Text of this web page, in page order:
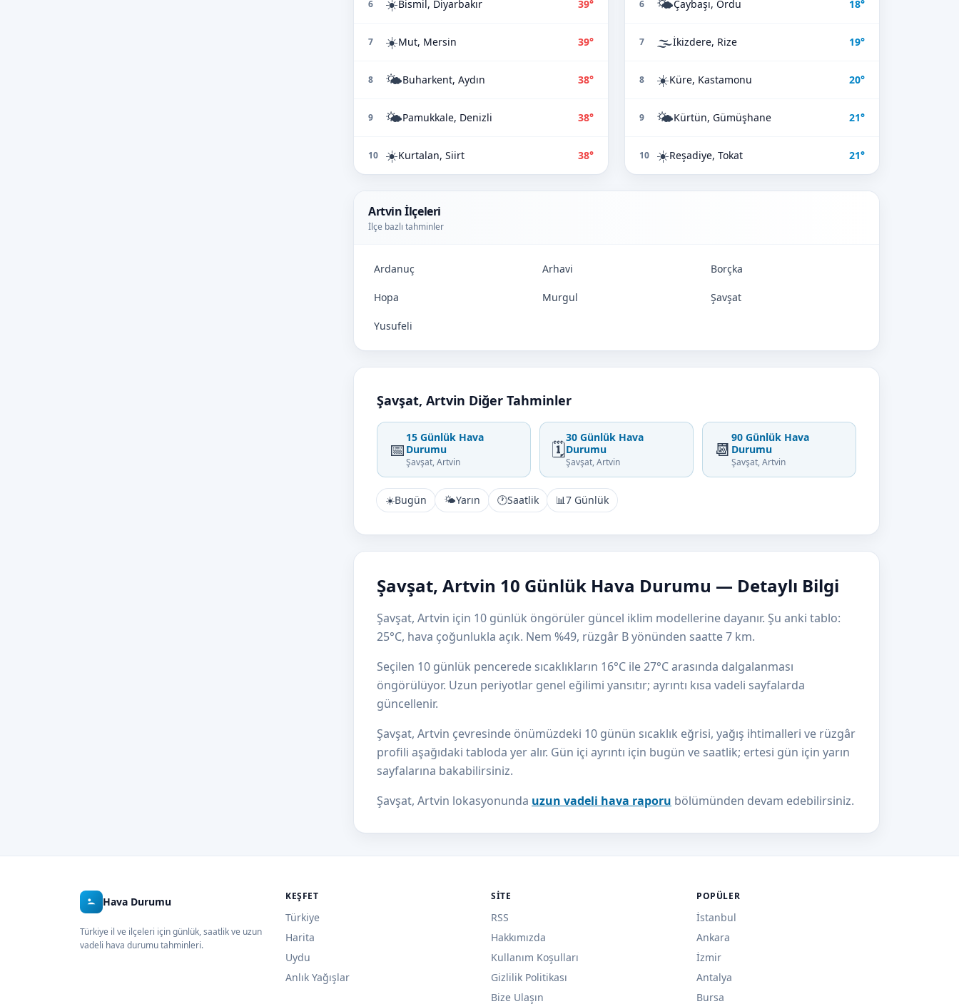
6 ☀️Bismil, Diyarbakır 39°
7 ☀️Mut, Mersin 39°
8 🌤️Buharkent, Aydın 38°
9 🌤️Pamukkale, Denizli 38°
10 ☀️Kurtalan, Siirt 38°
6 🌤️Çaybaşı, Ordu 18°
7 🌫️İkizdere, Rize 19°
8 ☀️Küre, Kastamonu 20°
9 🌤️Kürtün, Gümüşhane 21°
10 ☀️Reşadiye, Tokat 21°
Artvin İlçeleri
İlçe bazlı tahminler
Ardanuç Arhavi Borçka
Hopa Murgul Şavşat
Yusufeli
Şavşat, Artvin Diğer Tahminler
📅
15 Günlük Hava
Durumu
Şavşat, Artvin
🗓️
30 Günlük Hava
Durumu
Şavşat, Artvin
📆
90 Günlük Hava
Durumu
Şavşat, Artvin
☀️Bugün 🌤️Yarın 🕐Saatlik 📊7 Günlük
Şavşat, Artvin 10 Günlük Hava Durumu — Detaylı Bilgi
Şavşat, Artvin için 10 günlük öngörüler güncel iklim modellerine dayanır. Şu anki tablo:
25°C, hava çoğunlukla açık. Nem %49, rüzgâr B yönünden saatte 7 km.
Seçilen 10 günlük pencerede sıcaklıkların 16°C ile 27°C arasında dalgalanması
öngörülüyor. Uzun periyotlar genel eğilimi yansıtır; ayrıntı kısa vadeli sayfalarda
güncellenir.
Şavşat, Artvin çevresinde önümüzdeki 10 günün sıcaklık eğrisi, yağış ihtimalleri ve rüzgâr
profili aşağıdaki tabloda yer alır. Gün içi ayrıntı için bugün ve saatlik; ertesi gün için yarın
sayfalarına bakabilirsiniz.
Şavşat, Artvin lokasyonunda uzun vadeli hava raporu bölümünden devam edebilirsiniz.
Hava Durumu
Türkiye il ve ilçeleri için günlük, saatlik ve uzun
vadeli hava durumu tahminleri.
KEŞFET
Türkiye
Harita
Uydu
Anlık Yağışlar
SITE
RSS
Hakkımızda
Kullanım Koşulları
Gizlilik Politikası
Bize Ulaşın
POPÜLER
İstanbul
Ankara
İzmir
Antalya
Bursa